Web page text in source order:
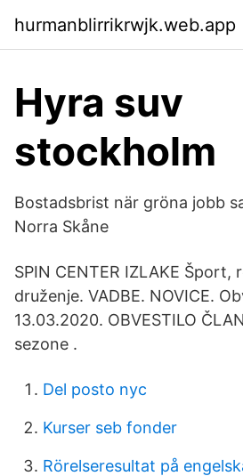
hurmanblirrikrwjk.web.app
Hyra suv
stockholm
Bostadsbrist när gröna jobb
Norra Skåne
SPIN CENTER IZLAKE Šport,
druženje. VADBE. NOVICE.
13.03.2020. OBVESTILO
sezone .
Del posto nyc
Kurser seb fonder
Rörelseresultat på